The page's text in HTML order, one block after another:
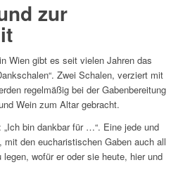
zur
Wien gibt es seit vielen Jahren das
Zwei Schalen, verziert mit
regelmäßig bei der Gabenbereitung
Wein zum Altar gebracht.
bin dankbar für …“. Eine jede und
mit den eucharistischen Gaben auch all
wofür er oder sie heute, hier und